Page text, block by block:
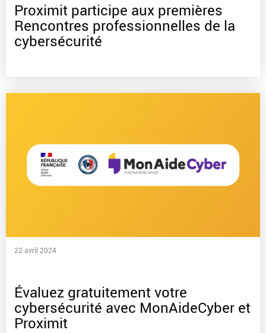
Proximit participe aux premières
Rencontres professionnelles de la
cybersécurité
22 avril 2024
Évaluez gratuitement votre
cybersécurité avec MonAideCyber et
Proximit